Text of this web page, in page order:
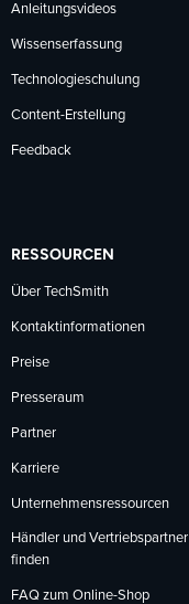
Anleitungsvideos
Wissenserfassung
Technologieschulung
Content-Erstellung
Feedback
RESSOURCEN
Über TechSmith
Kontaktinformationen
Preise
Presseraum
Partner
Karriere
Unternehmensressourcen
Händler und Vertriebspartner
finden
FAQ zum Online-Shop